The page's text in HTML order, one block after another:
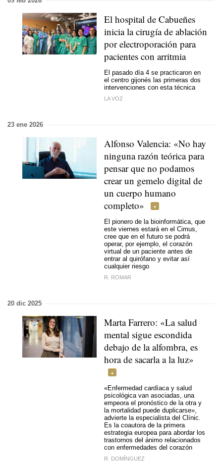
El hospital de Cabueñes
inicia la cirugía de ablación
por electroporación para
pacientes con arritmia
El pasado día 4 se practicaron en
el centro gijonés las primeras dos
intervenciones con esta técnica
LA VOZ
23 ene 2026
Alfonso Valencia: «No hay
ninguna razón teórica para
pensar que no podamos
crear un gemelo digital de
un cuerpo humano
completo»
El pionero de la bioinformática, que
este viernes estará en el Cimus,
cree que en el futuro se podrá
operar, por ejemplo, el corazón
virtual de un paciente antes de
entrar al quirófano y evitar así
cualquier riesgo
R. ROMAR
20 dic 2025
Marta Farrero: «La salud
mental sigue escondida
debajo de la alfombra, es
hora de sacarla a la luz»
«Enfermedad cardíaca y salud
psicológica van asociadas, una
empeora el pronóstico de la otra y
la mortalidad puede duplicarse»,
advierte la especialista del Clínic.
Es la coautora de la primera
estrategia europea para abordar los
trastornos del ánimo relacionados
con enfermedades del corazón
R. DOMÍNGUEZ